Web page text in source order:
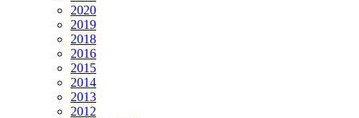
2020
2019
2018
2016
2015
2014
2013
2012